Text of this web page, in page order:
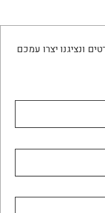
ונציגנו יצרו עמכם